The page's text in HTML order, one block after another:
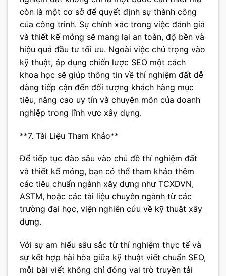
còn là một cơ sở để quyết định sự thành công
của công trình. Sự chính xác trong việc đánh giá
và thiết kế móng sẽ mang lại an toàn, độ bền và
hiệu quả đầu tư tối ưu. Ngoài việc chú trọng vào
kỹ thuật, áp dụng chiến lược SEO một cách
khoa học sẽ giúp thông tin về thí nghiệm đất dễ
dàng tiếp cận đến đối tượng khách hàng mục
tiêu, nâng cao uy tín và chuyên môn của doanh
nghiệp trong lĩnh vực xây dựng.
**7. Tài Liệu Tham Khảo**
Để tiếp tục đào sâu vào chủ đề thí nghiệm đất
và thiết kế móng, bạn có thể tham khảo thêm
các tiêu chuẩn ngành xây dựng như TCXDVN,
ASTM, hoặc các tài liệu chuyên ngành từ các
trường đại học, viện nghiên cứu về kỹ thuật xây
dựng.
Với sự am hiểu sâu sắc từ thí nghiệm thực tế và
sự kết hợp hài hòa giữa kỹ thuật viết chuẩn SEO,
mỗi bài viết không chỉ đóng vai trò truyền tải